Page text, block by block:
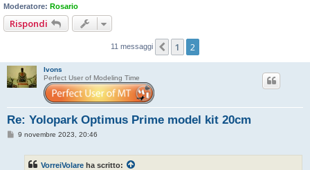
Moderatore: Rosario
Rispondi
11 messaggi Precedente
1 2
Ivons
Perfect User of Modeling Time
Re: Yolopark Optimus Prime model kit 20cm
M9 novembre 2023, 20:46
VorreiVolare ha scritto: